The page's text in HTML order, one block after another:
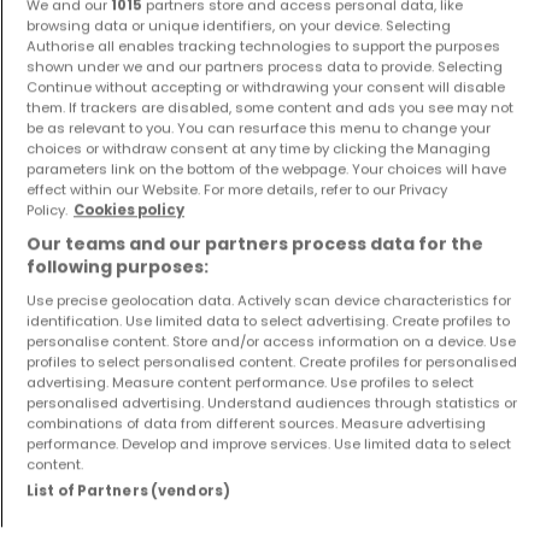
Trier
Ralf Faßbender Immobilien, seit 1997 Ihr kompetenter Partner
für den Verkauf und die Vermietung von Wohn-, Anlage-,
und Gewerbeimmobilien in Trier und Umgebung.
Möchten Sie Ihre Immobilie verkaufen oder vermieten?
Vertrauen Sie auf über 28 Jahre Erfahrung.
Ich freue mich auf Ihre Kontaktaufnahme und berate Sie
gerne, kompetent und kostenlos. Tel.: 0049 171 4911511 u. 0049
651 39902 oder per E-Mail an: info@fassbender-
immobilien.de
Mehr anzeigen
Dienstleistungen
Verkauf,Mieten,Kostenlose Bewertung
Andere Links
Website Impressum
We and our 1015 partners store and access personal data, like
browsing data or unique identifiers, on your device. Selecting
Authorise all enables tracking technologies to support the purposes
shown under we and our partners process data to provide. Selecting
Continue without accepting or withdrawing your consent will disable
them. If trackers are disabled, some content and ads you see may not
be as relevant to you. You can resurface this menu to change your
choices or withdraw consent at any time by clicking the Managing
parameters link on the bottom of the webpage. Your choices will have
effect within our Website. For more details, refer to our Privacy
Policy. Cookies policy
Our teams and our partners process data for the
following purposes:
Use precise geolocation data. Actively scan device characteristics for
identification. Use limited data to select advertising. Create profiles to
personalise content. Store and/or access information on a device. Use
profiles to select personalised content. Create profiles for personalised
advertising. Measure content performance. Use profiles to select
personalised advertising. Understand audiences through statistics or
combinations of data from different sources. Measure advertising
performance. Develop and improve services. Use limited data to select
content.
List of Partners (vendors)